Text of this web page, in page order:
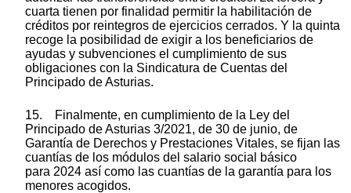
cuarta tienen por finalidad permitir la habilitación de
créditos por reintegros de ejercicios cerrados. Y la quinta
recoge la posibilidad de exigir a los beneficiarios de
ayudas y subvenciones el cumplimiento de sus
obligaciones con la Sindicatura de Cuentas del
Principado de Asturias.
15. Finalmente, en cumplimiento de la Ley del
Principado de Asturias 3/2021, de 30 de junio, de
Garantía de Derechos y Prestaciones Vitales, se fijan las
cuantías de los módulos del salario social básico
para 2024 así como las cuantías de la garantía para los
menores acogidos.